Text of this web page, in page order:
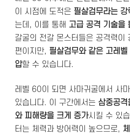
이 시점에 도적은 필살검무라는 강
는데, 이를 통해 고급 공격 기술을
갈굴의 전갈 몬스터들은 공격력이
편이지만, 필살검무와 같은 고레
압할 수 있습니다.
레벨 60이 되면 사마귀굴에서 사
있습니다. 이 구간에서는 삼중공격
와 피해량을 크게 증가시킬 수 있
터는 체력과 방어력이 높으므로,